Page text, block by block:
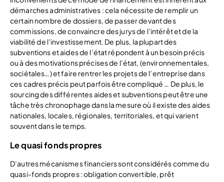
démarches administratives : cela nécessite de remplir un
certain nombre de dossiers, de passer devant des
commissions, de convaincre des jurys de l’intérêt et de la
viabilité de l’investissement. De plus, la plupart des
subventions et aides de l’état répondent à un besoin précis
ou à des motivations précises de l’état, (environnementales,
sociétales…) et faire rentrer les projets de l’entreprise dans
ces cadres précis peut parfois être compliqué … De plus, le
sourcing des différentes aides et subventions peut être une
tâche très chronophage dans la mesure où il existe des aides
nationales, locales, régionales, territoriales, et qui varient
souvent dans le temps.
Le quasi fonds propres
D’autres mécanismes financiers sont considérés comme du
quasi-fonds propres : obligation convertible, prêt